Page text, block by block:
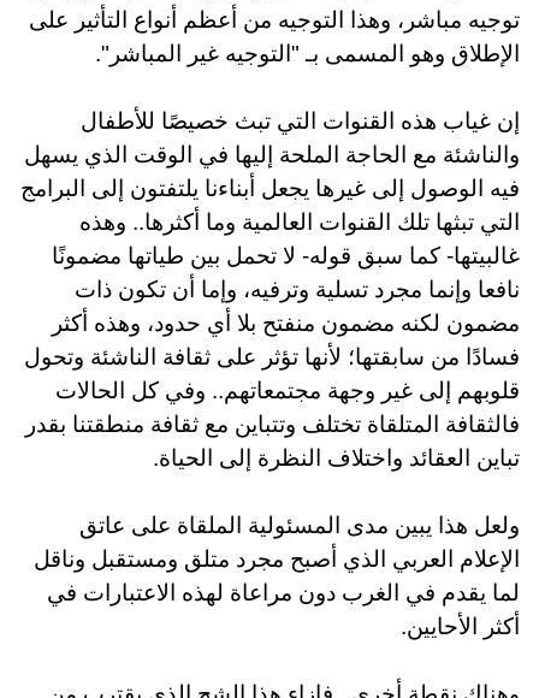
توجيه مباشر، وهذا التوجيه من أعظم أنواع التأثير على
الإطلاق وهو المسمى بـ "التوجيه غير المباشر".
إن غياب هذه القنوات التي تبث خصيصًا للأطفال
والناشئة مع الحاجة الملحة إليها في الوقت الذي يسهل
فيه الوصول إلى غيرها يجعل أبناءنا يلتفتون إلى البرامج
التي تبثها تلك القنوات العالمية وما أكثرها.. وهذه
غالبيتها- كما سبق قوله- لا تحمل بين طياتها مضمونًا
نافعا وإنما مجرد تسلية وترفيه، وإما أن تكون ذات
مضمون لكنه مضمون منفتح بلا أي حدود، وهذه أكثر
فسادًا من سابقتها؛ لأنها تؤثر على ثقافة الناشئة وتحول
قلوبهم إلى غير وجهة مجتمعاتهم.. وفي كل الحالات
فالثقافة المتلقاة تختلف وتتباين مع ثقافة منطقتنا بقدر
تباين العقائد واختلاف النظرة إلى الحياة.
ولعل هذا يبين مدى المسئولية الملقاة على عاتق
الإعلام العربي الذي أصبح مجرد متلق ومستقبل وناقل
لما يقدم في الغرب دون مراعاة لهذه الاعتبارات في
أكثر الأحايين.